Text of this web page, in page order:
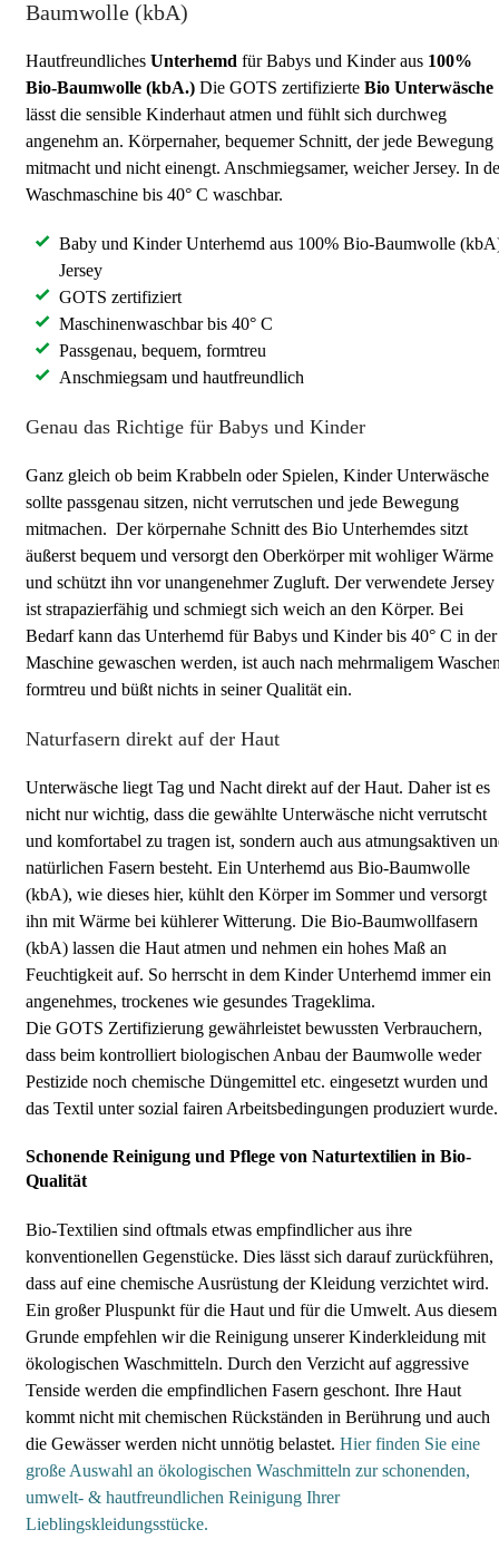
Baumwolle (kbA)
Hautfreundliches Unterhemd für Babys und Kinder aus 100%
Bio-Baumwolle (kbA.) Die GOTS zertifizierte Bio Unterwäsche
lässt die sensible Kinderhaut atmen und fühlt sich durchweg
angenehm an. Körpernaher, bequemer Schnitt, der jede Bewegung
mitmacht und nicht einengt. Anschmiegsamer, weicher Jersey. In
Waschmaschine bis 40° C waschbar.
Baby und Kinder Unterhemd aus 100% Bio-Baumwolle
Jersey
GOTS zertifiziert
Maschinenwaschbar bis 40° C
Passgenau, bequem, formtreu
Anschmiegsam und hautfreundlich
Genau das Richtige für Babys und Kinder
Ganz gleich ob beim Krabbeln oder Spielen, Kinder Unterwäsche
sollte passgenau sitzen, nicht verrutschen und jede Bewegung
mitmachen. Der körpernahe Schnitt des Bio Unterhemdes sitzt
äußerst bequem und versorgt den Oberkörper mit wohliger Wärme
und schützt ihn vor unangenehmer Zugluft. Der verwendete Jersey
ist strapazierfähig und schmiegt sich weich an den Körper. Bei
Bedarf kann das Unterhemd für Babys und Kinder bis 40° C in der
Maschine gewaschen werden, ist auch nach mehrmaligem
formtreu und büßt nichts in seiner Qualität ein.
Naturfasern direkt auf der Haut
Unterwäsche liegt Tag und Nacht direkt auf der Haut. Daher ist es
nicht nur wichtig, dass die gewählte Unterwäsche nicht verrutscht
und komfortabel zu tragen ist, sondern auch aus atmungsaktiven
natürlichen Fasern besteht. Ein Unterhemd aus Bio-Baumwolle
(kbA), wie dieses hier, kühlt den Körper im Sommer und versorgt
ihn mit Wärme bei kühlerer Witterung. Die Bio-Baumwollfasern
(kbA) lassen die Haut atmen und nehmen ein hohes Maß an
Feuchtigkeit auf. So herrscht in dem Kinder Unterhemd immer ein
angenehmes, trockenes wie gesundes Trageklima.
Die GOTS Zertifizierung gewährleistet bewussten Verbrauchern,
dass beim kontrolliert biologischen Anbau der Baumwolle weder
Pestizide noch chemische Düngemittel etc. eingesetzt wurden und
das Textil unter sozial fairen Arbeitsbedingungen produziert wurde.
Schonende Reinigung und Pflege von Naturtextilien in Bio-
Qualität
Bio-Textilien sind oftmals etwas empfindlicher aus ihre
konventionellen Gegenstücke. Dies lässt sich darauf zurückführen,
dass auf eine chemische Ausrüstung der Kleidung verzichtet wird.
Ein großer Pluspunkt für die Haut und für die Umwelt. Aus diesem
Grunde empfehlen wir die Reinigung unserer Kinderkleidung mit
ökologischen Waschmitteln. Durch den Verzicht auf aggressive
Tenside werden die empfindlichen Fasern geschont. Ihre Haut
kommt nicht mit chemischen Rückständen in Berührung und auch
die Gewässer werden nicht unnötig belastet. Hier finden Sie eine
große Auswahl an ökologischen Waschmitteln zur schonenden,
umwelt- & hautfreundlichen Reinigung Ihrer
Lieblingskleidungsstücke.